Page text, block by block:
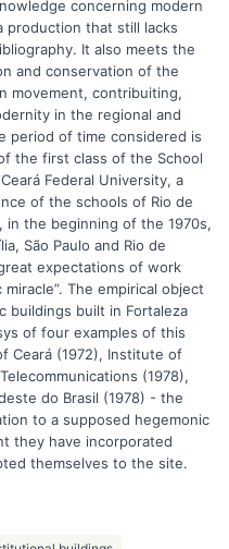
concerning modern
production that still lacks
It also meets the
and conservation of the
movement, contribuiting,
in the regional and
period of time considered is
the first class of the School
Federal University, a
of the schools of Rio de
in the beginning of the 1970s,
São Paulo and Rio de
expectations of work
The empirical object
buildings built in Fortaleza
of four examples of this
Ceará (1972), Institute of
(1978),
do Brasil (1978) - the
to a supposed hegemonic
they have incorporated
themselves to the site.